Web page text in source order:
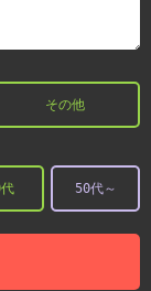
その他
50代～